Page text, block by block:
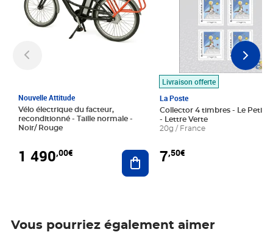
Nouvelle Attitude
Vélo électrique du facteur,
reconditionné - Taille normale -
Noir/ Rouge
1 490,00€ Ajouter au panier
Livraison offerte
La Poste
Collector 4 timbres - Le Petit
- Lettre Verte
20g / France
7,50€
Vous pourriez également aimer